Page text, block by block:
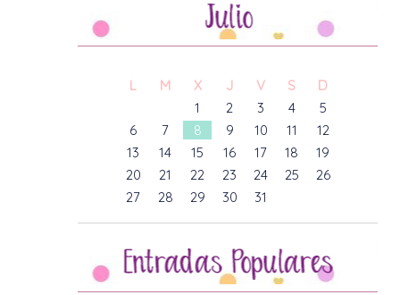
L M X J V S
D
1
2 3 4
5
6
7 8 9 10 11
12
13
14 15 16 17 18
19
20
21 22 23 24 25
26
27
28 29 30 31